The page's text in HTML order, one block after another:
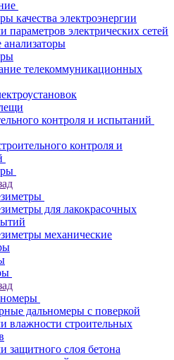
качества электроэнергии
параметров электрических сетей
телекоммуникационных
контроля и испытаний
контроля и
для лакокрасочных
механические
дальномеры с поверкой
влажности строительных
защитного слоя бетона